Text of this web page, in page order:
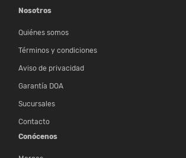
Nosotros
Quiénes somos
Términos y condiciones
Aviso de privacidad
Garantía DOA
Sucursales
Contacto
Conócenos